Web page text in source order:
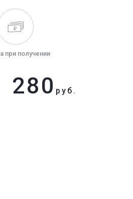
при получении
280 руб.